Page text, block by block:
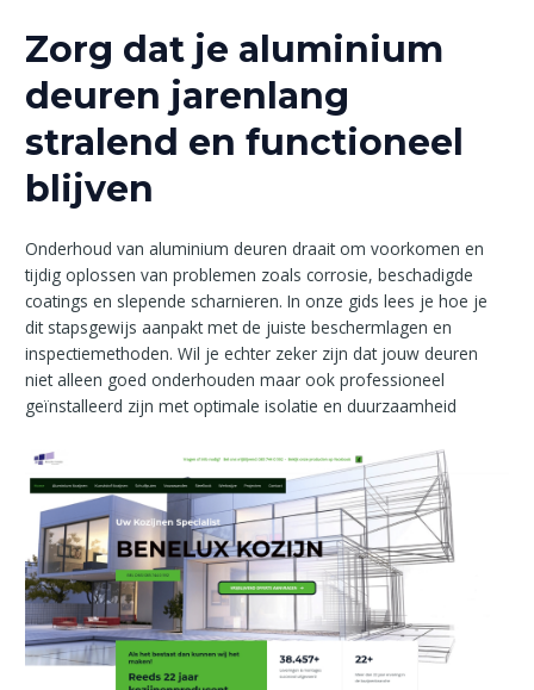
Zorg dat je aluminium
deuren jarenlang
stralend en functioneel
blijven
Onderhoud van aluminium deuren draait om voorkomen en
tijdig oplossen van problemen zoals corrosie, beschadigde
coatings en slepende scharnieren. In onze gids lees je hoe je
dit stapsgewijs aanpakt met de juiste beschermlagen en
inspectiemethoden. Wil je echter zeker zijn dat jouw deuren
niet alleen goed onderhouden maar ook professioneel
geïnstalleerd zijn met optimale isolatie en duurzaamheid